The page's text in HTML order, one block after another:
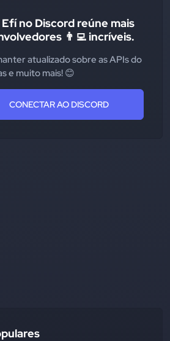
no Discord reúne mais
👨‍💻 incríveis.
atualizado sobre as APIs do
e muito mais! 😊
CONECTAR AO DISCORD